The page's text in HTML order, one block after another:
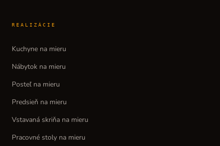
REALIZÁCIE
Kuchyne na mieru
Nábytok na mieru
Posteľ na mieru
Predsieň na mieru
Vstavaná skriňa na mieru
Pracovné stoly na mieru